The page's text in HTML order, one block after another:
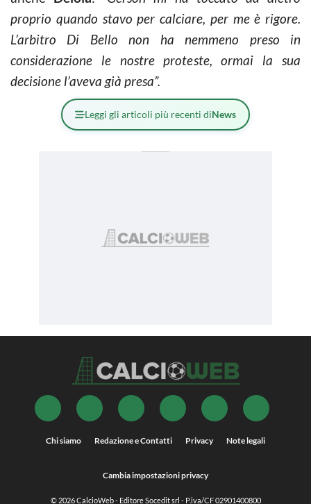
proprio quando stavo per calciare, per me è rigore.
L’arbitro Di Bello non ha nemmeno preso in
considerazione le nostre proteste, ormai la sua
decisione l’aveva già presa”.
Leggi gli articoli più recenti diNews
Chi siamo Redazione e Contatti Privacy Note legali
Cambia impostazioni privacy
© 2026CalcioWeb- Editore Socedit srl - P.iva/CF 02901400800